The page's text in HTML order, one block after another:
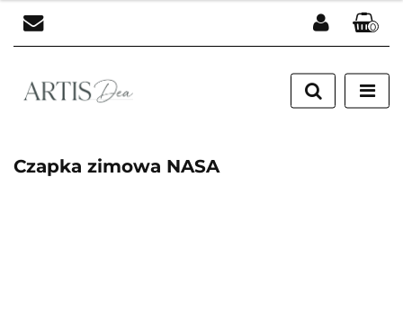
Zaloguj się
Zarejestruj się
0
Czapka zimowa NASA